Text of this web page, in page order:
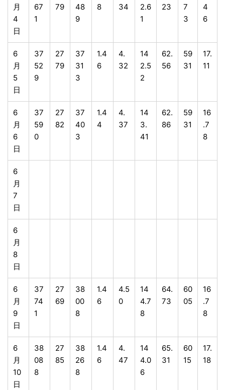
月
4
日
67
1
79
48
9
8
34
2.6
1
23
7
3
4
6
6
月
5
日
37
52
9
27
79
37
31
3
1.4
6
4.
32
14
2.5
2
62.
56
59
31
17.
11
6
月
6
日
37
59
0
27
82
37
40
3
1.4
4
4.
37
14
3.
41
62.
86
59
31
16
.7
8
6
月
7
日
6
月
8
日
6
月
9
日
37
74
1
27
69
38
00
8
1.4
6
4.5
0
14
4.7
8
64.
73
60
05
16
.7
8
6
月
10
日
38
08
8
27
85
38
26
8
1.4
6
4.
47
14
4.0
6
65.
31
60
15
17.
18